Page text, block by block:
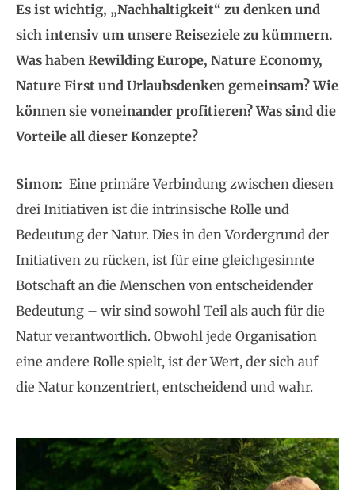
Es ist wichtig, „Nachhaltigkeit“ zu denken und
sich intensiv um unsere Reiseziele zu kümmern.
Was haben Rewilding Europe, Nature Economy,
Nature First und Urlaubsdenken gemeinsam? Wie
können sie voneinander profitieren? Was sind die
Vorteile all dieser Konzepte?
Simon: Eine primäre Verbindung zwischen diesen
drei Initiativen ist die intrinsische Rolle und
Bedeutung der Natur. Dies in den Vordergrund der
Initiativen zu rücken, ist für eine gleichgesinnte
Botschaft an die Menschen von entscheidender
Bedeutung – wir sind sowohl Teil als auch für die
Natur verantwortlich. Obwohl jede Organisation
eine andere Rolle spielt, ist der Wert, der sich auf
die Natur konzentriert, entscheidend und wahr.